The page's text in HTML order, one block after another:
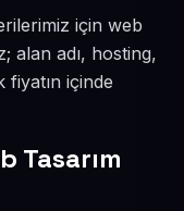
için web
alan adı, hosting,
fiyatın içinde
Tasarım